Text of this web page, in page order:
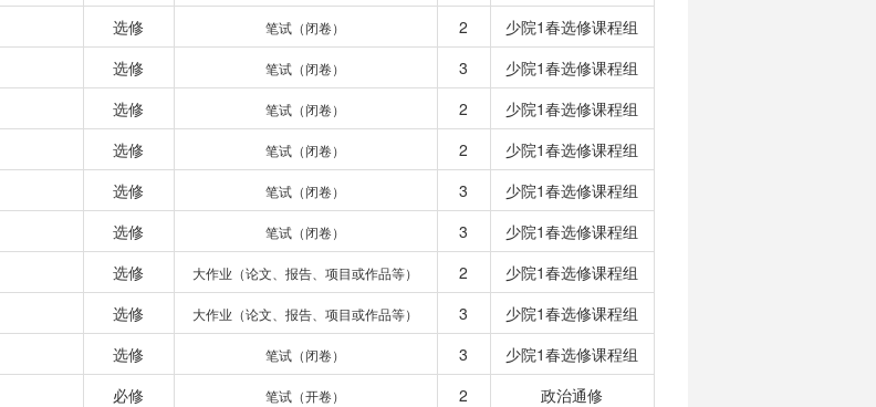
选修 笔试（闭卷） 2
少院1春选修课程组
选修 笔试（闭卷） 3
少院1春选修课程组
选修 笔试（闭卷） 2
少院1春选修课程组
选修 笔试（闭卷） 2
少院1春选修课程组
选修 笔试（闭卷） 3
少院1春选修课程组
选修 笔试（闭卷） 3
少院1春选修课程组
选修 大作业（论文、报告、项目或作品等） 2
少院1春选修课程组
选修 大作业（论文、报告、项目或作品等） 3
少院1春选修课程组
选修 笔试（闭卷） 3
少院1春选修课程组
必修 笔试（开卷） 2
政治通修